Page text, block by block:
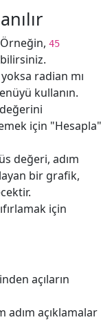
45
radian mı
kullanın.
için "Hesapla"
değeri, adım
bir grafik,
için
açıların
adım açıklamalar